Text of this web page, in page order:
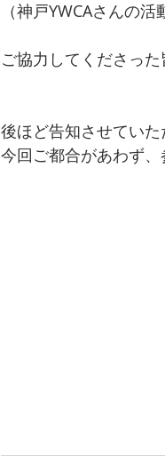
（神戸YWCAさんの活
ご協力してくださっ
後ほど告知させてい
今回ご都合があわず